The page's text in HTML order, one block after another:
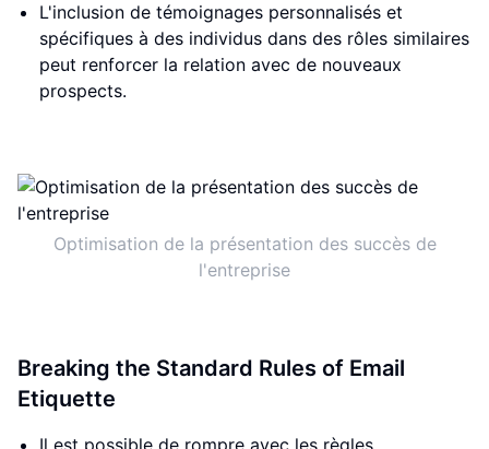
L'inclusion de témoignages personnalisés et
spécifiques à des individus dans des rôles similaires
peut renforcer la relation avec de nouveaux
prospects.
Optimisation de la présentation des succès de
l'entreprise
Breaking the Standard Rules of Email
Etiquette
Il est possible de rompre avec les règles